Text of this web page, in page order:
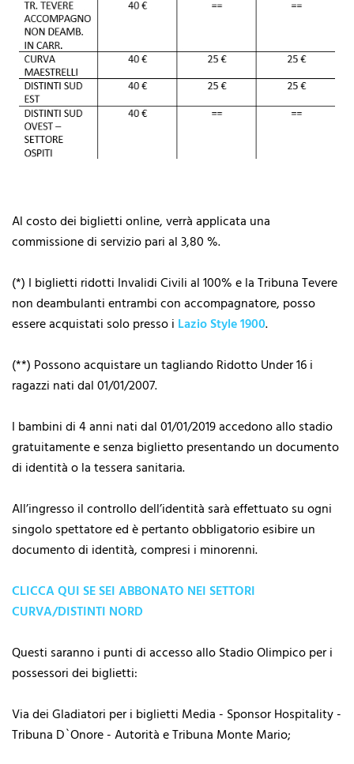
Al costo dei biglietti online, verrà applicata una
commissione di servizio pari al 3,80 %.
(*) I biglietti ridotti Invalidi Civili al 100% e la Tribuna Tevere
non deambulanti entrambi con accompagnatore, posso
essere acquistati solo presso i Lazio Style 1900.
(**) Possono acquistare un tagliando Ridotto Under 16 i
ragazzi nati dal 01/01/2007.
I bambini di 4 anni nati dal 01/01/2019 accedono allo stadio
gratuitamente e senza biglietto presentando un documento
di identità o la tessera sanitaria.
All’ingresso il controllo dell’identità sarà effettuato su ogni
singolo spettatore ed è pertanto obbligatorio esibire un
documento di identità, compresi i minorenni.
CLICCA QUI SE SEI ABBONATO NEI SETTORI
CURVA/DISTINTI NORD
Questi saranno i punti di accesso allo Stadio Olimpico per i
possessori dei biglietti:
Via dei Gladiatori per i biglietti Media - Sponsor Hospitality -
Tribuna D`Onore - Autorità e Tribuna Monte Mario;